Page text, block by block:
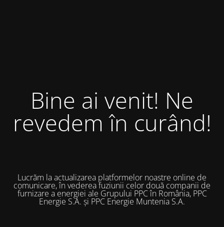
Bine ai venit! Ne
revedem în curând!
Lucrăm la actualizarea platformelor noastre online de
comunicare, în vederea fuziunii celor două companii de
furnizare a energiei ale Grupului PPC în România, PPC
Energie S.A. și PPC Energie Muntenia S.A.